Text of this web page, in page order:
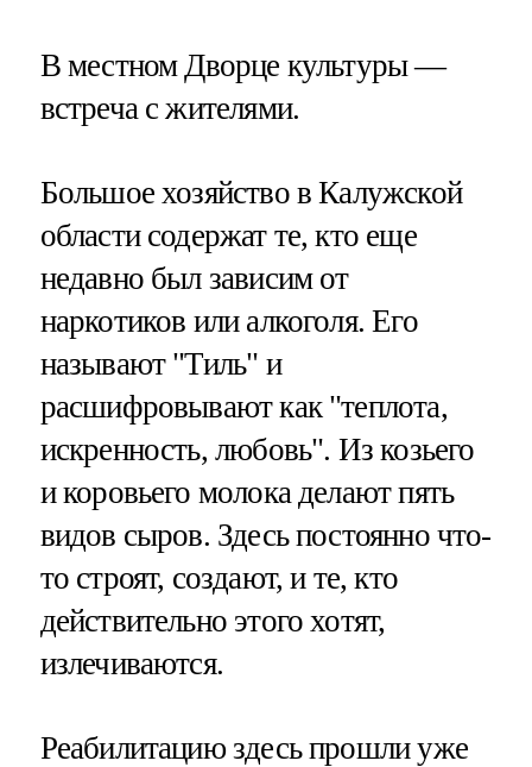
В местном Дворце культуры —
встреча с жителями.
Большое хозяйство в Калужской
области содержат те, кто еще
недавно был зависим от
наркотиков или алкоголя. Его
называют "Тиль" и
расшифровывают как "теплота,
искренность, любовь". Из козьего
и коровьего молока делают пять
видов сыров. Здесь постоянно что-
то строят, создают, и те, кто
действительно этого хотят,
излечиваются.
Реабилитацию здесь прошли уже